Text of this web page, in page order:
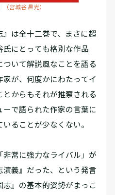
宮城谷 昌光）
は全十二巻で、まさに超
にとっても格別な作品
いて解説風なことを語る
が、何度かにわたってイ
からもそれが推察される
で語られた作家の言葉に
ることが少なくない。
常に強力なライバル」が
義』だった、という発言
』の基本的姿勢がまっこ